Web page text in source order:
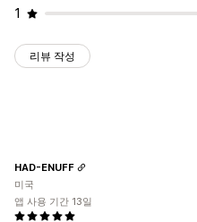
1
리뷰 작성
HAD-ENUFF
미국
앱 사용 기간 13일